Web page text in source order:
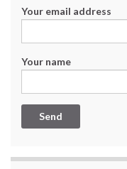
Your email address
Your name